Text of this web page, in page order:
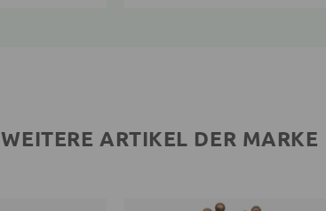
WEITERE ARTIKEL DER MARKE